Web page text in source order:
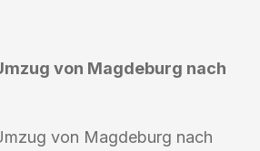
von Magdeburg nach
von Magdeburg nach